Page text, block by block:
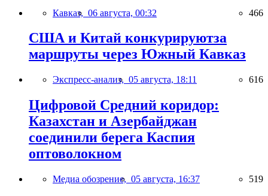
Кавказ, 06 августа, 00:32 466
США и Китай конкурируютза
маршруты через Южный Кавказ
Экспресс-анализ, 05 августа, 18:11 616
Цифровой Средний коридор:
Казахстан и Азербайджан
соединили берега Каспия
оптоволокном
Медиа обозрение, 05 августа, 16:37 519